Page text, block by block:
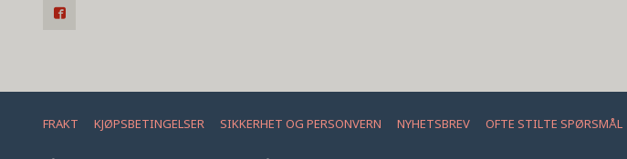
FRAKT KJØPSBETINGELSER SIKKERHET OG PERSONVERN NYHETSBREV OFTE STILTE SPØRSMÅL